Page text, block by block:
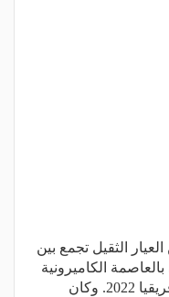
الثقيل تجمع بين
الكاميرونية
ياوندي في نصف النهائي كأس أمم أفريقيا 2022. وكان